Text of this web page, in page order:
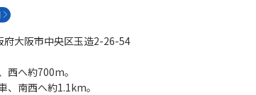
大阪市中央区玉造2-26-54
西へ約700m。
、南西へ約1.1km。